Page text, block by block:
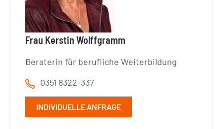
Frau Kerstin Wolffgramm
Beraterin für berufliche Weiterbildung
0351 8322-337
INDIVIDUELLE ANFRAGE